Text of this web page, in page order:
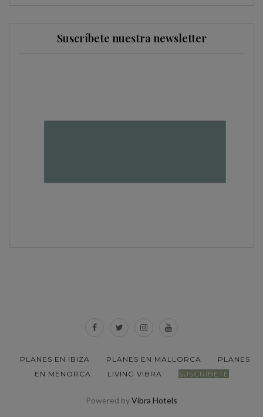
Suscríbete nuestra newsletter
PLANES EN IBIZA PLANES EN MALLORCA
PLANES
EN MENORCA
LIVING VIBRA SUSCRÍBETE
Powered byVibra Hotels